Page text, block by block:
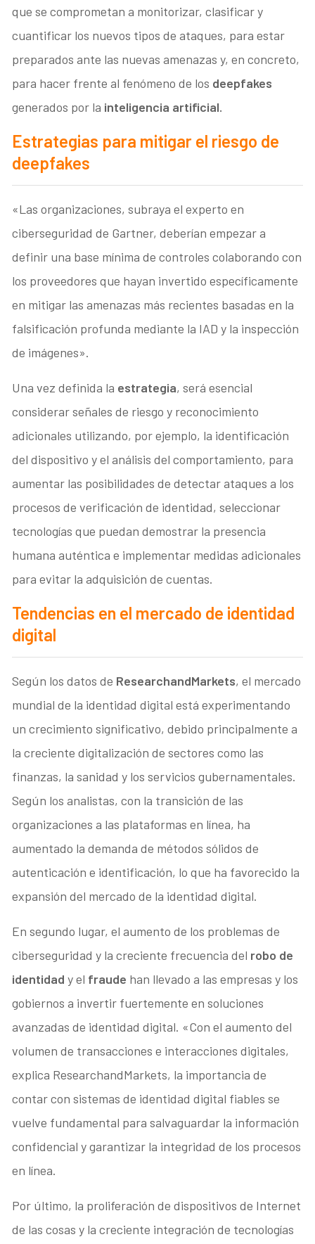
que se comprometan a monitorizar, clasificar y
cuantificar los nuevos tipos de ataques, para estar
preparados ante las nuevas amenazas y, en concreto,
para hacer frente al fenómeno de los deepfakes
generados por la inteligencia artificial.
Estrategias para mitigar el riesgo de
deepfakes
«Las organizaciones, subraya el experto en
ciberseguridad de Gartner, deberían empezar a
definir una base mínima de controles colaborando con
los proveedores que hayan invertido específicamente
en mitigar las amenazas más recientes basadas en la
falsificación profunda mediante la IAD y la inspección
de imágenes».
Una vez definida la estrategia, será esencial
considerar señales de riesgo y reconocimiento
adicionales utilizando, por ejemplo, la identificación
del dispositivo y el análisis del comportamiento, para
aumentar las posibilidades de detectar ataques a los
procesos de verificación de identidad, seleccionar
tecnologías que puedan demostrar la presencia
humana auténtica e implementar medidas adicionales
para evitar la adquisición de cuentas.
Tendencias en el mercado de identidad
digital
Según los datos de ResearchandMarkets, el mercado
mundial de la identidad digital está experimentando
un crecimiento significativo, debido principalmente a
la creciente digitalización de sectores como las
finanzas, la sanidad y los servicios gubernamentales.
Según los analistas, con la transición de las
organizaciones a las plataformas en línea, ha
aumentado la demanda de métodos sólidos de
autenticación e identificación, lo que ha favorecido la
expansión del mercado de la identidad digital.
En segundo lugar, el aumento de los problemas de
ciberseguridad y la creciente frecuencia del robo de
identidad y el fraude han llevado a las empresas y los
gobiernos a invertir fuertemente en soluciones
avanzadas de identidad digital. «Con el aumento del
volumen de transacciones e interacciones digitales,
explica ResearchandMarkets, la importancia de
contar con sistemas de identidad digital fiables se
vuelve fundamental para salvaguardar la información
confidencial y garantizar la integridad de los procesos
en línea.
Por último, la proliferación de dispositivos de Internet
de las cosas y la creciente integración de tecnologías